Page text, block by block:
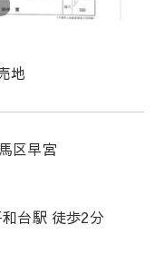
地
馬区早宮
台駅 徒歩2分